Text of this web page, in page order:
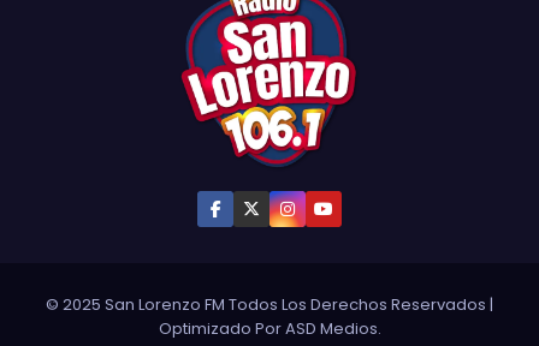
© 2025 San Lorenzo FM Todos Los Derechos Reservados |
Optimizado PorASD Medios.